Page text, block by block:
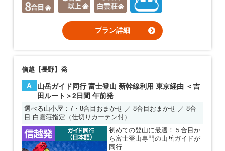
プラン詳細
信越【長野】発
A
山岳ガイド同行 富士登山 新幹線利用 東京経由 ＜吉
田ルート＞2日間 午前発
選べる山小屋：7・8合目おまかせ ／ 8合目おまかせ ／ 8合
目 白雲荘指定（仕切りカーテン付）
初めての登山に最適！５合目か
ら富士登山専門の山岳ガイドが
同行